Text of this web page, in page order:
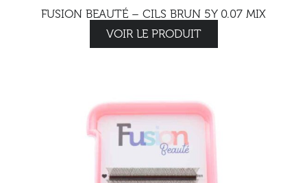
FUSION BEAUTÉ – CILS BRUN 5Y 0.07 MIX
VOIR LE PRODUIT